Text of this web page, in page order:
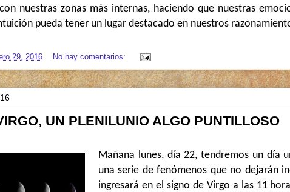
nuestras zonas más internas, haciendo que nuestras
pueda tener un lugar destacado en nuestros
29, 2016 No hay comentarios:
UN PLENILUNIO ALGO PUNTILLOSO
Mañana lunes, día 22, tendremos un día
una serie de fenómenos que no dejarán
ingresará en el signo de Virgo a las 11